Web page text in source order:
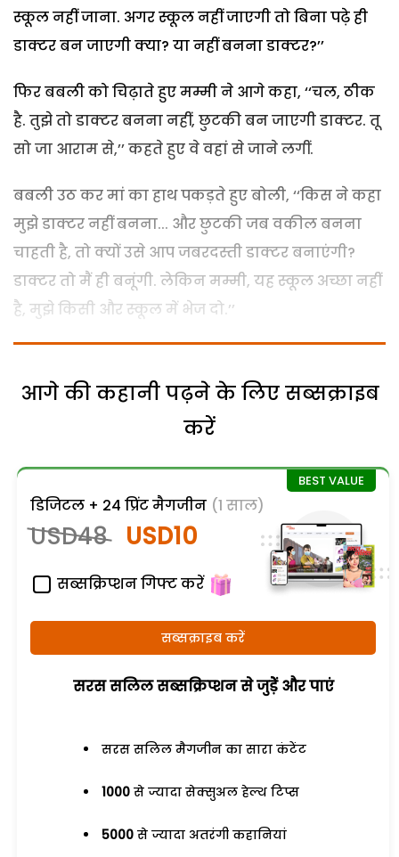
स्कूल नहीं जाना. अगर स्कूल नहीं जाएगी तो बिना पढ़े ही
डाक्टर बन जाएगी क्या? या नहीं बनना डाक्टर?’’
फिर बबली को चिढ़ाते हुए मम्मी ने आगे कहा, ‘‘चल, ठीक
है. तुझे तो डाक्टर बनना नहीं, छुटकी बन जाएगी डाक्टर. तू
सो जा आराम से,’’ कहते हुए वे वहां से जाने लगीं.
बबली उठ कर मां का हाथ पकड़ते हुए बोली, ‘‘किस ने कहा
मुझे डाक्टर नहीं बनना... और छुटकी जब वकील बनना
चाहती है, तो क्यों उसे आप जबरदस्ती डाक्टर बनाएंगी?
डाक्टर तो मैं ही बनूंगी. लेकिन मम्मी, यह स्कूल अच्छा नहीं
है, मुझे किसी और स्कूल में भेज दो.’’
आगे की कहानी पढ़ने के लिए सब्सक्राइब
करें
डिजिटल + 24 प्रिंट मैगजीन (1 साल)
USD48 USD10
सब्सक्रिप्शन गिफ्ट करें
सब्सक्राइब करें
सरस सलिल सब्सक्रिप्शन से जुड़ेें और पाएं
सरस सलिल मैगजीन का सारा कंटेंट
1000 से ज्यादा सेक्सुअल हेल्थ टिप्स
5000 से ज्यादा अतरंगी कहानियां